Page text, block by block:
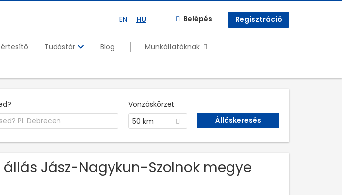
EN HU Belépés Regisztráció
Tudástár Blog
Munkáltatóknak
Vonzáskörzet
50 km
állás Jász-Nagykun-Szolnok megye